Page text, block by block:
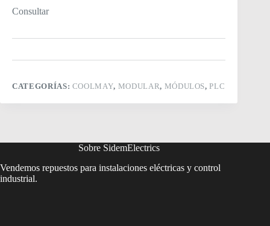
Consultar
CATEGORÍAS: COOLMAY, MODULAR, MÓDULOS,PLC
Sobre SidemElectrics
Vendemos repuestos para instalaciones eléctricas y control
industrial.